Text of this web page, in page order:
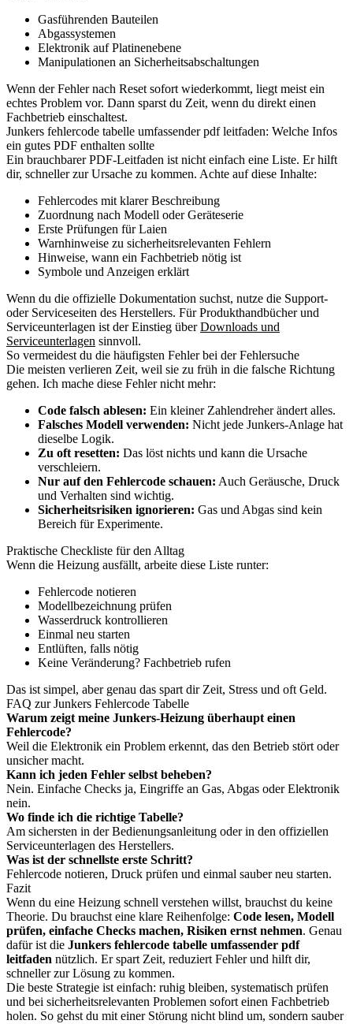
Gasführenden Bauteilen
Abgassystemen
Elektronik auf Platinenebene
Manipulationen an Sicherheitsabschaltungen
Wenn der Fehler nach Reset sofort wiederkommt, liegt meist ein
echtes Problem vor. Dann sparst du Zeit, wenn du direkt einen
Fachbetrieb einschaltest.
Junkers fehlercode tabelle umfassender pdf leitfaden: Welche Infos
ein gutes PDF enthalten sollte
Ein brauchbarer PDF-Leitfaden ist nicht einfach eine Liste. Er hilft
dir, schneller zur Ursache zu kommen. Achte auf diese Inhalte:
Fehlercodes mit klarer Beschreibung
Zuordnung nach Modell oder Geräteserie
Erste Prüfungen für Laien
Warnhinweise zu sicherheitsrelevanten Fehlern
Hinweise, wann ein Fachbetrieb nötig ist
Symbole und Anzeigen erklärt
Wenn du die offizielle Dokumentation suchst, nutze die Support-
oder Serviceseiten des Herstellers. Für Produkthandbücher und
Serviceunterlagen ist der Einstieg überDownloads und
Serviceunterlagen sinnvoll.
So vermeidest du die häufigsten Fehler bei der Fehlersuche
Die meisten verlieren Zeit, weil sie zu früh in die falsche Richtung
gehen. Ich mache diese Fehler nicht mehr:
Code falsch ablesen: Ein kleiner Zahlendreher ändert alles.
Falsches Modell verwenden: Nicht jede Junkers-Anlage hat
dieselbe Logik.
Zu oft resetten: Das löst nichts und kann die Ursache
verschleiern.
Nur auf den Fehlercode schauen: Auch Geräusche, Druck
und Verhalten sind wichtig.
Sicherheitsrisiken ignorieren: Gas und Abgas sind kein
Bereich für Experimente.
Praktische Checkliste für den Alltag
Wenn die Heizung ausfällt, arbeite diese Liste runter:
Fehlercode notieren
Modellbezeichnung prüfen
Wasserdruck kontrollieren
Einmal neu starten
Entlüften, falls nötig
Keine Veränderung? Fachbetrieb rufen
Das ist simpel, aber genau das spart dir Zeit, Stress und oft Geld.
FAQ zur Junkers Fehlercode Tabelle
Warum zeigt meine Junkers-Heizung überhaupt einen
Fehlercode?
Weil die Elektronik ein Problem erkennt, das den Betrieb stört oder
unsicher macht.
Kann ich jeden Fehler selbst beheben?
Nein. Einfache Checks ja, Eingriffe an Gas, Abgas oder Elektronik
nein.
Wo finde ich die richtige Tabelle?
Am sichersten in der Bedienungsanleitung oder in den offiziellen
Serviceunterlagen des Herstellers.
Was ist der schnellste erste Schritt?
Fehlercode notieren, Druck prüfen und einmal sauber neu starten.
Fazit
Wenn du eine Heizung schnell verstehen willst, brauchst du keine
Theorie. Du brauchst eine klare Reihenfolge: Code lesen, Modell
prüfen, einfache Checks machen, Risiken ernst nehmen. Genau
dafür ist die Junkers fehlercode tabelle umfassender pdf
leitfaden nützlich. Er spart Zeit, reduziert Fehler und hilft dir,
schneller zur Lösung zu kommen.
Die beste Strategie ist einfach: ruhig bleiben, systematisch prüfen
und bei sicherheitsrelevanten Problemen sofort einen Fachbetrieb
holen. So gehst du mit einer Störung nicht blind um, sondern sauber